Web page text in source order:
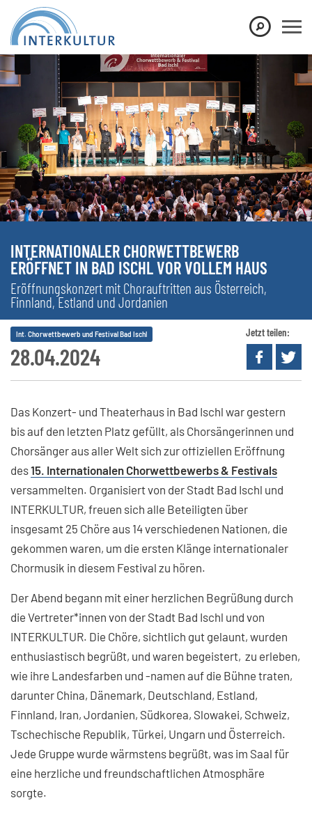
INTERNATIONALER CHORWETTBEWERB
ERÖFFNET IN BAD ISCHL VOR VOLLEM HAUS
Eröffnungskonzert mit Chorauftritten aus Österreich,
Finnland, Estland und Jordanien
28.04.2024
Int. Chorwettbewerb und Festival Bad Ischl Jetzt teilen:
Das Konzert- und Theaterhaus in Bad Ischl war gestern
bis auf den letzten Platz gefüllt, als Chorsängerinnen und
Chorsänger aus aller Welt sich zur offiziellen Eröffnung
des15. Internationalen Chorwettbewerbs & Festivals
versammelten. Organisiert von der Stadt Bad Ischl und
INTERKULTUR, freuen sich alle Beteiligten über
insgesamt 25 Chöre aus 14 verschiedenen Nationen, die
gekommen waren, um die ersten Klänge internationaler
Chormusik in diesem Festival zu hören.
Der Abend begann mit einer herzlichen Begrüßung durch
die Vertreter*innen von der Stadt Bad Ischl und von
INTERKULTUR. Die Chöre, sichtlich gut gelaunt, wurden
enthusiastisch begrüßt, und waren begeistert, zu erleben,
wie ihre Landesfarben und -namen auf die Bühne traten,
darunter China, Dänemark, Deutschland, Estland,
Finnland, Iran, Jordanien, Südkorea, Slowakei, Schweiz,
Tschechische Republik, Türkei, Ungarn und Österreich.
Jede Gruppe wurde wärmstens begrüßt, was im Saal für
eine herzliche und freundschaftlichen Atmosphäre
sorgte.